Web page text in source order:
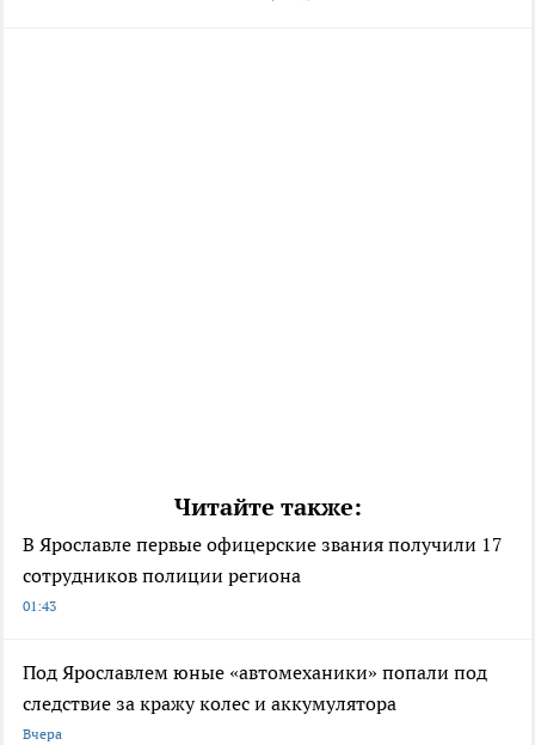
Читайте также:
В Ярославле первые офицерские звания получили 17
сотрудников полиции региона
01:43
Под Ярославлем юные «автомеханики» попали под
следствие за кражу колес и аккумулятора
Вчера